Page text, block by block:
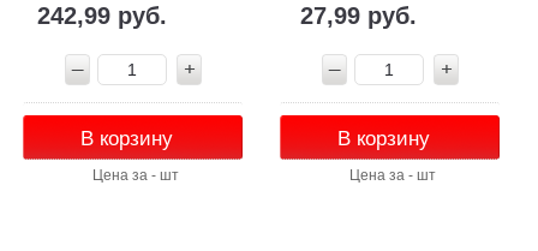
242,99 руб.
В корзину
Цена за - шт
27,99 руб.
В корзину
Цена за - шт